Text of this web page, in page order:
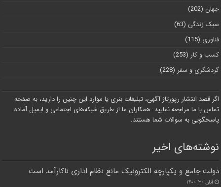
جهان (202)
سبک زندگی (63)
فناوری (115)
کسب و کار (253)
گردشگری و سفر (228)
اگر قصد انتشار رپورتاژ آگهی، تبلیغات بنری یا موارد این چنین را دارید، به صفحه
تماس با ما مراجعه نمایید. همکاران ما از طریق شبکه‌های اجتماعی و ایمیل آماده
پاسخگویی به سوالات شما هستند.
نوشته‌های اخیر
دولت جامع و یکپارچه الکترونیک مانع نظام اداری ناکارآمد است
آبان ۳۰, ۱۴۰۰